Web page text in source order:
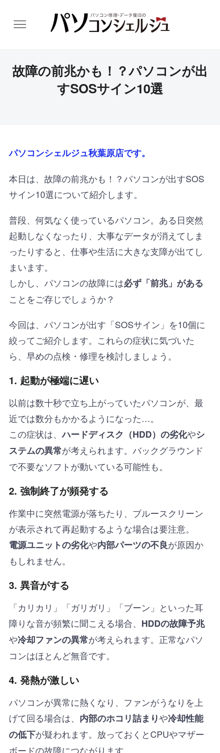
故障の前兆かも！？パソコンが出
すSOSサイン10選
パソコンシェルジュ秋葉原店です。
本日は、 故障の前兆かも！？パソコンが出すSOS
サイン10選について紹介します。
普段、何気なく使っているパソコン。ある日突然
起動しなくなったり、大事なデータが消えてしま
ったりすると、仕事や生活に大きな支障が出てし
まいます。
しかし、パソコンの故障には必ず「前兆」がある
ことをご存じでしょうか？
今回は、パソコンが出す「SOSサイン」を10個に
絞ってご紹介します。これらの症状に気づいた
ら、早めの点検・修理を検討しましょう。
1. 起動が極端に遅い
以前は数十秒で立ち上がっていたパソコンが、最
近では数分もかかるようになった…。
この症状は、ハードディスク（HDD）の劣化やシ
ステムの異常が考えられます。バックグラウンド
で不要なソフトが動いている可能性も。
2. 強制終了が頻発する
作業中に突然電源が落ちたり、ブルースクリーン
が表示されて再起動するような場合は要注意。
電源ユニットの劣化や内部パーツの不良が原因か
もしれません。
3. 異音がする
「カリカリ」「ガリガリ」「ブーン」といった耳
障りな音が頻繁に聞こえる場合、 HDDの故障予兆
や冷却ファンの異常が考えられます。正常なパソ
コンはほとんど無音です。
4. 発熱が激しい
パソコンが異常に熱くなり、ファンがうなりを上
げて回る場合は、 内部のホコリ詰まりや冷却性能
の低下が疑われます。放っておくとCPUやマザー
ボードの故障につながります。